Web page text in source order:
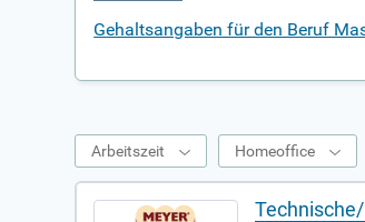
Gehaltsangaben für den Beruf
Arbeitszeit Homeoffice